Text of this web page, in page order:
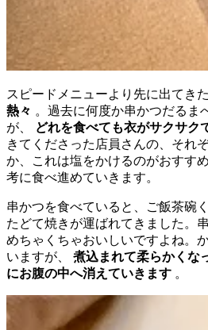
スピードメニューより先に出てき
熱々 。過去に何度か串かつだるま
が、
どれを食べても衣がサクサク
きてくださった店員さんの、それ
か、これは塩をかけるのがおすす
考に食べ進めていきます。
串かつを食べていると、ご飯茶碗
たどて焼きが運ばれてきました。
めちゃくちゃおいしいですよね。
いますが、 煮込まれて柔らかくな
にお腹の中へ消えていきます 。